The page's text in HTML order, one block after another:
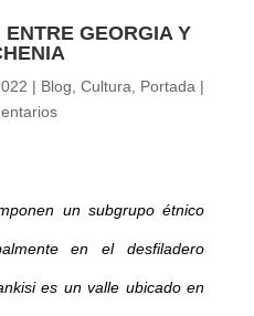
GEORGIA Y
| Blog Cultura Portada |
un subgrupo étnico
en el desfiladero
es un valle ubicado en